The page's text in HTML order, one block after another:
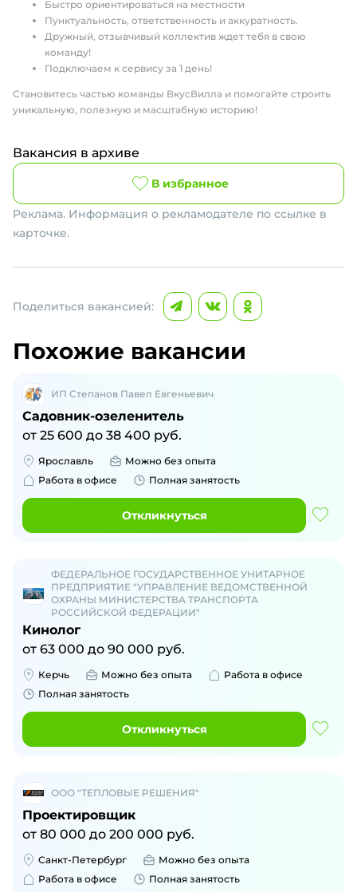
Быстро ориентироваться на местности
Пунктуальность, ответственность и аккуратность.
Дружный, отзывчивый коллектив ждет тебя в свою
команду!
Подключаем к сервису за 1 день!
Становитесь частью команды ВкусВилла и помогайте строить
уникальную, полезную и масштабную историю!
Вакансия в архиве
В избранное
Реклама. Информация о рекламодателе по ссылке в
карточке.
Поделиться вакансией:
Похожие вакансии
ИП Степанов Павел Евгеньевич
Садовник-озеленитель
от 25 600 до 38 400 руб.
Ярославль
Можно без опыта
Работа в офисе
Полная занятость
Откликнуться
ФЕДЕРАЛЬНОЕ ГОСУДАРСТВЕННОЕ УНИТАРНОЕ
ПРЕДПРИЯТИЕ "УПРАВЛЕНИЕ ВЕДОМСТВЕННОЙ
ОХРАНЫ МИНИСТЕРСТВА ТРАНСПОРТА
РОССИЙСКОЙ ФЕДЕРАЦИИ"
Кинолог
от 63 000 до 90 000 руб.
Керчь Можно без опыта
Работа в офисе
Полная занятость
Откликнуться
ООО "ТЕПЛОВЫЕ РЕШЕНИЯ"
Проектировщик
от 80 000 до 200 000 руб.
Санкт-Петербург
Можно без опыта
Работа в офисе
Полная занятость